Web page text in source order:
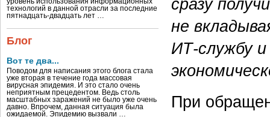
технологий в данной отрасли за последние
пятнадцать-двадцать лет …
Блог
Вот те два...
Поводом для написания этого блога стала
уже вторая в течение года массовая
вирусная эпидемия. И это стало очень
неприятным прецедентом. Ведь столь
масштабных заражений не было уже очень
давно. Впрочем, данная ситуация была
ожидаемой. Эпидемию вызвали …
сразу
не
ИТ‑службу
При